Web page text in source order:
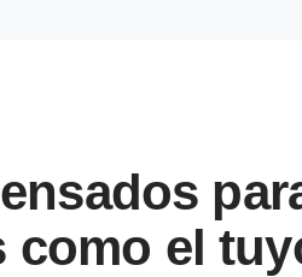
como el